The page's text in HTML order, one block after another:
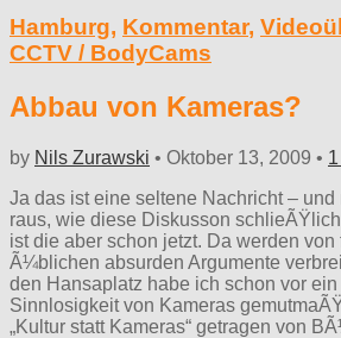
Hamburg, Kommentar,
CCTV / BodyCams
Abbau von Kameras?
by Nils Zurawski • Oktober 13, 2009 •
Ja das ist eine seltene Nachricht –
raus, wie diese Diskusson
ist die aber schon jetzt. Da werden
Ã¼blichen absurden Argumente
den Hansaplatz habe ich schon vor
Sinnlosigkeit von Kameras
„Kultur statt Kameras“ getragen von